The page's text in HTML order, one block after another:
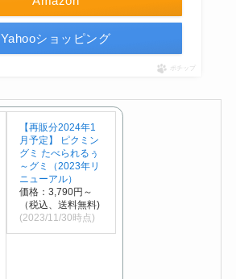
Yahooショッピング
ポチップ
【再販分2024年1
月予定】 ピクミン
グミ たべられるぅ
～グミ（2023年リ
ニューアル）
価格：3,790円～
（税込、送料無料)
(2023/11/30時点)